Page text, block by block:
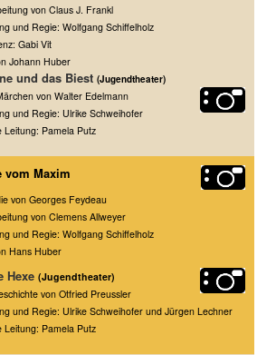
von Claus J. Frankl
und Regie: Wolfgang Schiffelholz
Gabi Vit
Johann Huber
und das Biest (Jugendtheater)
von Walter Edelmann
und Regie: Ulrike Schweihofer
Leitung: Pamela Putz
vom Maxim
von Georges Feydeau
von Clemens Allweyer
und Regie: Wolfgang Schiffelholz
Hans Huber
Hexe (Jugendtheater)
von Otfried Preussler
und Regie: Ulrike Schweihofer und Jürgen Lechner
Leitung: Pamela Putz